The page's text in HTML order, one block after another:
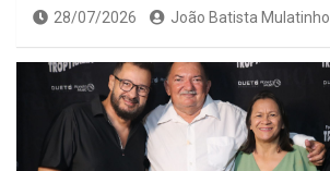
28/07/2026 João Batista Mulatinho